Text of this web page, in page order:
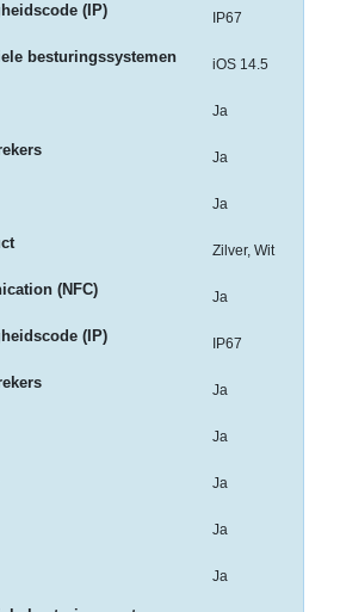
(IP) IP67
besturingssystemen iOS 14.5
Ja
Ja
Ja
Zilver, Wit
(NFC) Ja
(IP) IP67
Ja
Ja
Ja
Ja
Ja